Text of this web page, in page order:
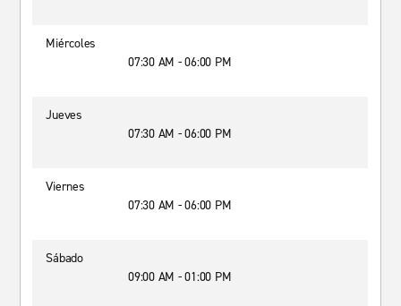
Miércoles
07:30 AM - 06:00 PM
Jueves
07:30 AM - 06:00 PM
Viernes
07:30 AM - 06:00 PM
Sábado
09:00 AM - 01:00 PM